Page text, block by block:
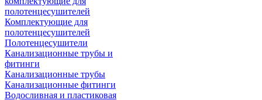
полотенцесушителей
Комплектующие для
полотенцесушителей
Полотенцесушители
Канализационные трубы и
фитинги
Канализационные трубы
Канализационные фитинги
Водосливная и пластиковая